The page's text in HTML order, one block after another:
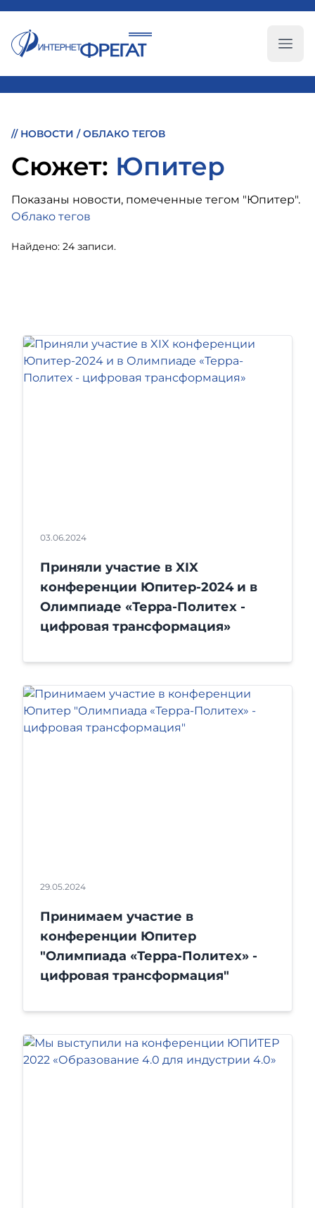
// НОВОСТИ /ОБЛАКО ТЕГОВ
Cюжет: Юпитер
Показаны новости, помеченные тегом "Юпитер".
Облако тегов
Найдено: 24 записи.
03.06.2024
Приняли участие в XIX
конференции Юпитер-2024 и в
Олимпиаде «Терра-Политех -
цифровая трансформация»
29.05.2024
Принимаем участие в
конференции Юпитер
"Олимпиада «Терра-Политех» -
цифровая трансформация"